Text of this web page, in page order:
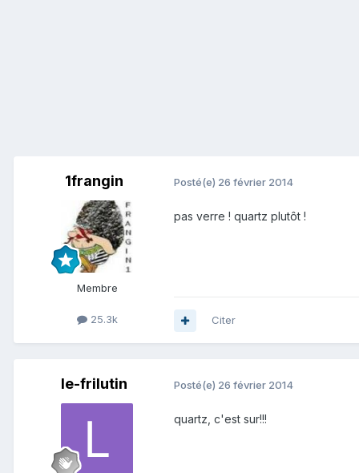
1frangin
Membre
25.3k
Posté(e) 26 février 2014
pas verre ! quartz plutôt !
Citer
le-frilutin Posté(e) 26 février 2014
quartz, c'est sur!!!